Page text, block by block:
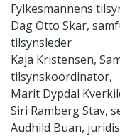
Fylkesmannens
Dag Otto Skar,
tilsynsleder
Kaja Kristensen,
tilsynskoordinator,
Marit Dypdal
Siri Ramberg Stav,
Audhild Buan,